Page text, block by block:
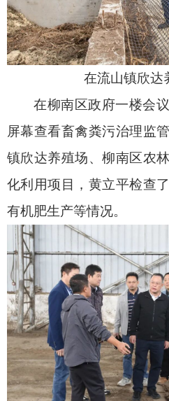
在流山镇欣达
在柳南区政府一楼会
屏幕查看畜禽粪污治理监
镇欣达养殖场、柳南区农
化利用项目，黄立平检查
有机肥生产等情况。